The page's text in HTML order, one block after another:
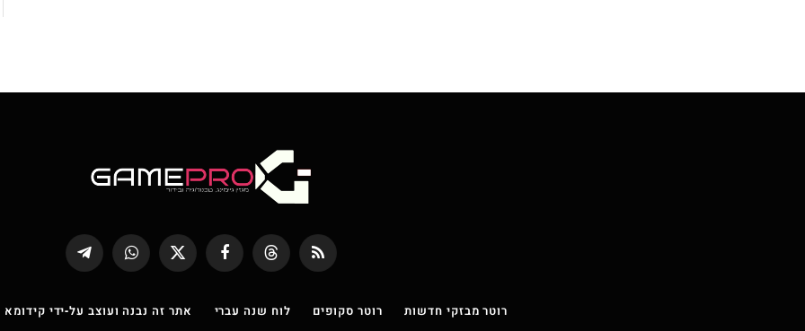
RSS
Threads פייסבוק
X
(טוויטר)
WhatsApp
Telegram
רוטר מבזקי חדשות רוטר סקופים לוח שנה עברי אתר זה נבנה ועוצב על-ידי קידומא